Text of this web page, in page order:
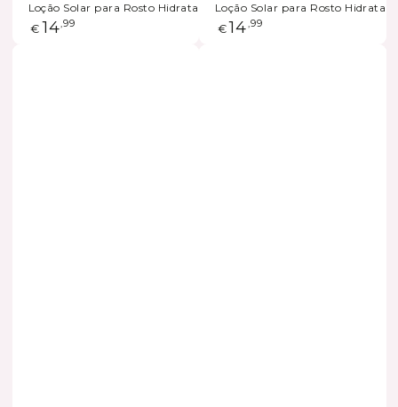
Loção Solar para Rosto Hidratante SPF 50+
Preço
€ 14,99
Loção Solar para Rosto
Preço
€ 14,99
ESGOTADO ESGOTADO